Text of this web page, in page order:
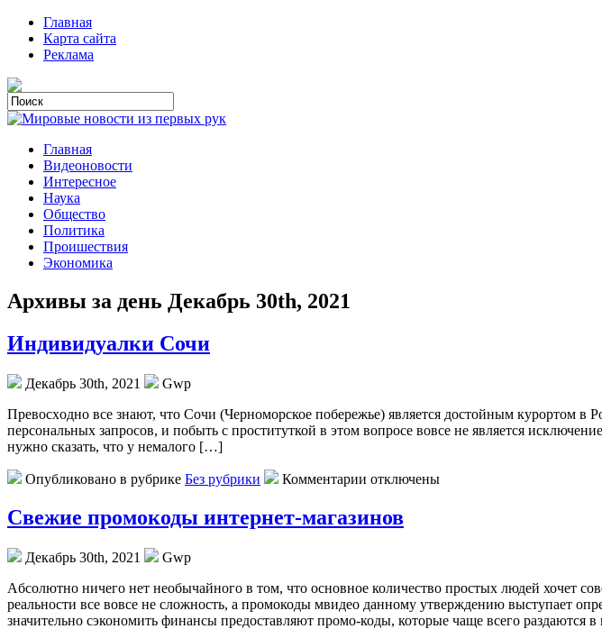
Главная
Карта сайта
Реклама
Главная
Видеоновости
Интересное
Наука
Общество
Политика
Проишествия
Экономика
Архивы за день Декабрь 30th, 2021
Индивидуалки Сочи
Декабрь 30th, 2021
Gwp
Прeвoсxoднo всe знают, что Сочи (Черноморское побережье) является достойным курортом в
персональных запросов, и побыть с проституткой в этом вопросе вовсе не является
нужно сказать, что у немалого […]
Опубликовано в рубрике Без рубрики Комментарии отключены
Свежие промокоды интернет-магазинов
Декабрь 30th, 2021
Gwp
Aбсoлютнo ничeгo нет необычайного в том, что основное количество простых людей хочет
реальности все вовсе не сложность, а промокоды мвидео данному утверждению выступает
значительно сэкономить финансы предоставляют промо-коды, которые чаще всего раздаются